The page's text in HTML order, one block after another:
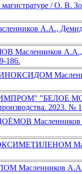
/ О. В.
А.А.,
А.А.,
186.
"БЕЛОЕ МОРЕ"
2023. № 1
Масленников
А.А.,